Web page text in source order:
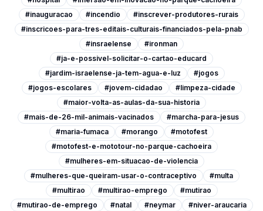
#inauguracao
#incendio
#inscrever-produtores-rurais
#inscricoes-para-tres-editais-culturais-financiados-pela-pnab
#insraelense
#ironman
#ja-e-possivel-solicitar-o-cartao-educard
#jardim-israelense-ja-tem-agua-e-luz
#jogos
#jogos-escolares
#jovem-cidadao
#limpeza-cidade
#maior-volta-as-aulas-da-sua-historia
#mais-de-26-mil-animais-vacinados
#marcha-para-jesus
#maria-fumaca
#morango
#motofest
#motofest-e-mototour-no-parque-cachoeira
#mulheres-em-situacao-de-violencia
#mulheres-que-queiram-usar-o-contraceptivo
#multa
#multirao
#multirao-emprego
#mutirao
#mutirao-de-emprego
#natal #neymar
#niver-araucaria